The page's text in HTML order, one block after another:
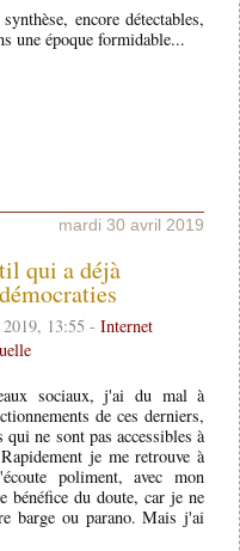
encore détectables,
une époque formidable...
mardi 30 avril 2019
qui a déjà
13:55 - Internet
sociaux, j'ai du mal à
de ces derniers,
ne sont pas accessibles à
je me retrouve à
poliment, avec mon
bénéfice du doute, car je ne
barge ou parano. Mais j'ai